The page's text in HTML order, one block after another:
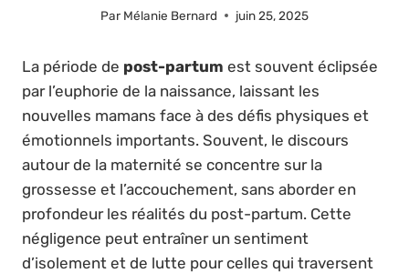
Par Mélanie Bernard juin 25, 2025
La période de post-partum est souvent éclipsée
par l’euphorie de la naissance, laissant les
nouvelles mamans face à des défis physiques et
émotionnels importants. Souvent, le discours
autour de la maternité se concentre sur la
grossesse et l’accouchement, sans aborder en
profondeur les réalités du post-partum. Cette
négligence peut entraîner un sentiment
d’isolement et de lutte pour celles qui traversent